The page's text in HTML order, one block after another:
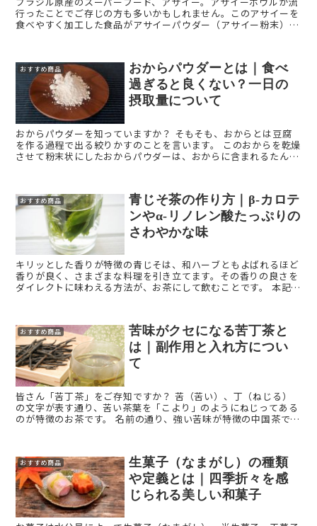
行ったことでご存じの方も多いかもしれません。このアサイーを
食べやすく加工した食品がアサイーパウダー（アサイー粉末）で
おすすめ商品
おからパウダーとは｜食べ
過ぎると良くない？一日の
摂取量について
おからパウダーを知っていますか？ そもそも、おからとは豆腐
を作る過程で出る絞りかすのことを言います。 このおからを乾燥
させて粉末状にしたおからパウダーは、おからに含まれるたんぱ
おすすめ商品
青じそ茶の作り方｜β-カロテ
ンやα-リノレン酸たっぷりの
さわやかな味
キリッとした香りが特徴の青じそは、和ハーブともよばれるほど
香りが良く、さまざまな料理を引き立てます。その香りの良さを
ダイレクトに味わえる方法が、お茶にして飲むことです。 本記事
おすすめ商品
苦味がクセになる苦丁茶と
は｜副作用と入れ方につい
て
皆さん「苦丁茶」をご存知ですか？ 苦（苦い）、丁（ねじる）
の文字が表す通り、苦い茶葉を「こより」のようにねじってある
のが特徴のお茶です。 名前の通り、強い苦味が特徴の中国茶で、
おすすめ商品
生菓子（なまがし）の種類
や定義とは｜四季折々を感
じられる美しい和菓子